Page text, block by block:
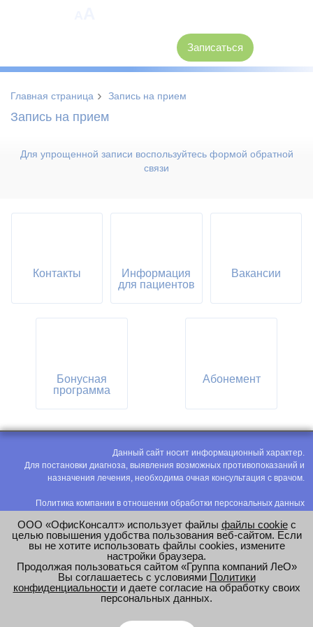
Записаться
Главная страница › Запись на прием
Запись на прием
Для упрощенной записи воспользуйтесь формой обратной
связи
Контакты
Информация
для пациентов
Вакансии
Бонусная
программа
Абонемент
Данный сайт носит информационный характер.
Для постановки диагноза, выявления возможных противопоказаний и
назначения лечения, необходима очная консультация с врачом.
Политика компании в отношении обработки персональных данных
Соглашение на обработку персональных данных
Оценка труда
e-mail:office@modus-leo.ru
ООО «ОфисКонсалт» использует файлы файлы cookieс
целью повышения удобства пользования веб-сайтом. Если
вы не хотите использовать файлы cookies, измените
настройки браузера.
Продолжая пользоваться сайтом «Группа компаний ЛеО»
Вы соглашаетесь с условиями Политики
конфиденциальностии даете согласие на обработку своих
персональных данных.